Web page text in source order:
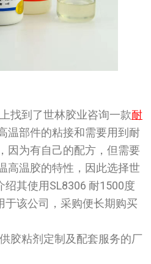
找到了世林胶业咨询一款耐
温部件的粘接和需要用到耐
因为有自己的配方，但需要
高温胶的特性，因此选择世
其使用SL8306 耐1500度
于该公司，采购便长期购买
胶粘剂定制及配套服务的厂